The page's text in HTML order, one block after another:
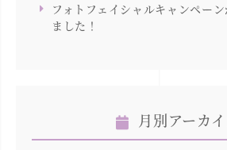
フォトフェイシャルキャンペー
ました！
月別アーカ